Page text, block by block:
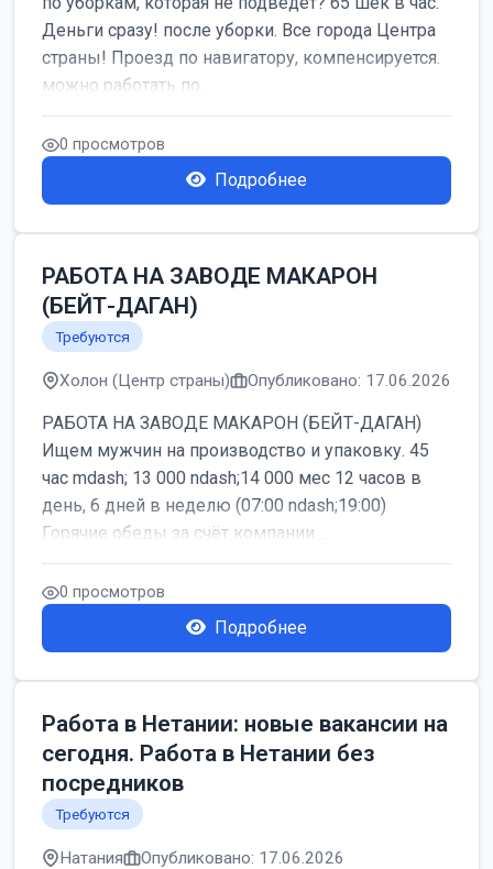
Деньги сразу! после уборки. Все города Центра
страны! Проезд по навигатору, компенсируется.
можно работать по...
0 просмотров
Подробнее
РАБОТА НА ЗАВОДЕ МАКАРОН
(БЕЙТ-ДАГАН)
Требуются
Холон (Центр страны) Опубликовано: 17.06.2026
РАБОТА НА ЗАВОДЕ МАКАРОН (БЕЙТ-ДАГАН)
Ищем мужчин на производство и упаковку. 45
час mdash; 13 000 ndash;14 000 мес 12 часов в
день, 6 дней в неделю (07:00 ndash;19:00)
Горячие обеды за счёт компании ...
0 просмотров
Подробнее
Работа в Нетании: новые вакансии на
сегодня. Работа в Нетании без
посредников
Требуются
Натания Опубликовано: 17.06.2026